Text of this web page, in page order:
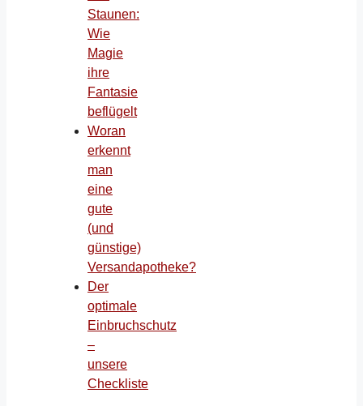
Staunen:
Wie
Magie
ihre
Fantasie
beflügelt
Woran
erkennt
man
eine
gute
(und
günstige)
Versandapotheke?
Der
optimale
Einbruchschutz
–
unsere
Checkliste